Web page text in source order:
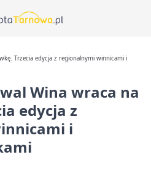
Trzecia edycja z regionalnymi winnicami i
Wina wraca na
edycja z
i